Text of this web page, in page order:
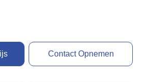
Contact Opnemen